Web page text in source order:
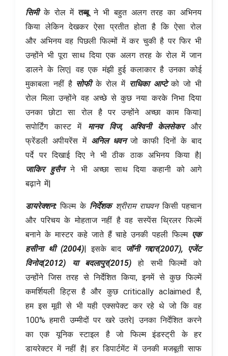
सिमीके रोल मेंतब्बूने भी बहुत अलग तरह का अभिनय
किया लेकिन देखकर ऐसा प्रतीत होता है कि ऐसा रोल
और अभिनय वह पिछली फिल्मों में कर चुकी है पर फिर भी
उन्होंने भी पूरा साथ दिया एक अलग तरह के रोल में जान
डालने के लिए| वह एक मंझी हुई कलाकार है उनका कोई
मुकाबला नहीं है सोफीके रोल में राधिका आप्टेको जो भी
रोल मिला उन्होंने वह अच्छे से कुछ नया करके निभा दिया
उनका छोटा सा रोल है पर उन्होंने अच्छा काम किया|
सपोर्टिंग कास्ट में मानव विज, अश्विनी केलसेकर और
फ्रेंडली अपीयरेंस में अनिल धवनजो काफी दिनों के बाद
पर्दे पर दिखाई दिए ने भी ठीक ठाक अभिनय किया है|
जाकिर हुसैनने भी अच्छा साथ दिया कहानी को आगे
बढ़ाने में|
डायरेक्शन: फिल्म के निर्देशक श्रीराम राघवनकिसी पहचान
और परिचय के मोहताज नहीं है वह सस्पेंस थ्रिलर फिल्में
बनाने के मास्टर कहे जाते हैं चाहे उनकी पहली फिल्म एक
हसीना थी (2004)| इसके बाद जॉनी गद्दार(2007), एजेंट
विनोद(2012) या बदलापुर(2015)हो सभी फिल्मों को
उन्होंने जिस तरह से निर्देशित किया, इनमें से कुछ फिल्में
कमर्शियली हिट्स है और कुछ critically aclaimed है,
हम इस मूवी से भी यही एक्सपेक्ट कर रहे थे जो कि वह
100% हमारी उम्मीदों पर खरे उतरे| उनका निर्देशित करने
का एक यूनिक स्टाइल है जो फिल्म इंडस्ट्री के हर
डायरेक्टर में नहीं है| हर डिपार्टमेंट में उनकी मजबूती साफ